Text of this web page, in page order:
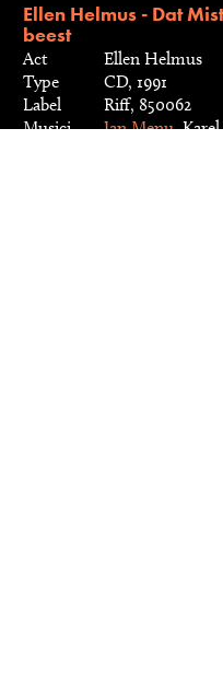
Ellen Helmus - Dat
beest
Act
Ellen Helmus
Type
CD, 1991
Label
Riff, 850062
Musici
Jan Menu,